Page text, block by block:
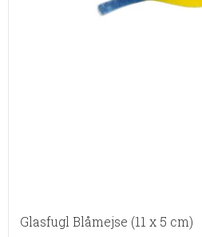
Glasfugl Blåmejse (11 x 5 cm)